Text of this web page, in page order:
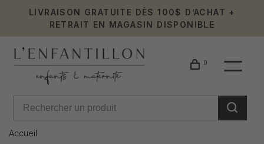
LIVRAISON GRATUITE DÈS 100$ D’ACHAT +
RETRAIT EN MAGASIN DISPONIBLE
0
Accueil